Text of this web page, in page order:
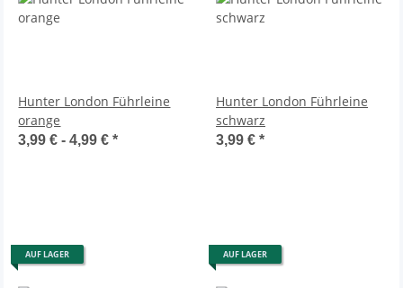
Hunter London Führleine
orange
3,99 € -4,99 €*
Hunter London Führleine
schwarz
3,99 € *
AUF LAGER AUF LAGER